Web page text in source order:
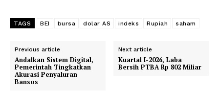
TAGS BEI bursa dolar AS indeks Rupiah saham
Previous article
Andalkan Sistem Digital,
Pemerintah Tingkatkan
Akurasi Penyaluran
Bansos
Next article
Kuartal I-2026, Laba
Bersih PTBA Rp 802 Miliar